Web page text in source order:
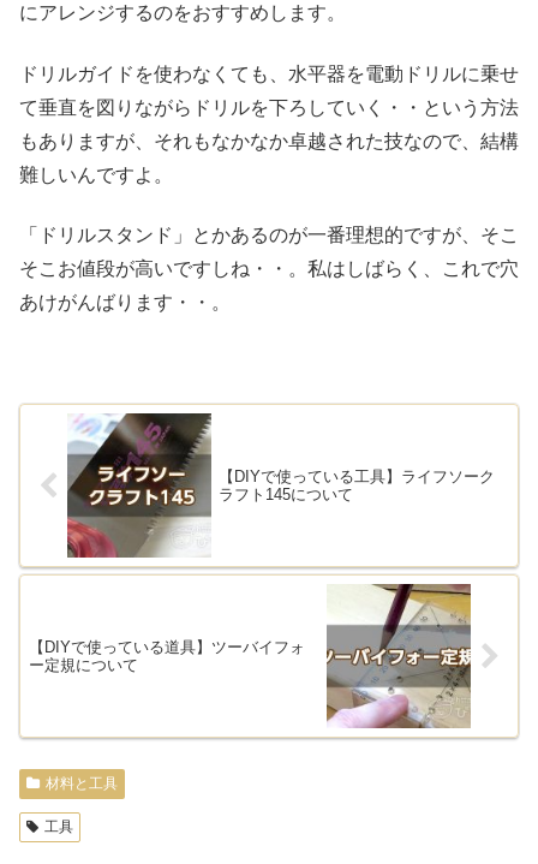
にアレンジするのをおすすめします。
ドリルガイドを使わなくても、水平器を電動ドリルに乗せ
て垂直を図りながらドリルを下ろしていく・・という方法
もありますが、それもなかなか卓越された技なので、結構
難しいんですよ。
「ドリルスタンド」とかあるのが一番理想的ですが、そこ
そこお値段が高いですしね・・。私はしばらく、これで穴
あけがんばります・・。
【DIYで使っている工具】ライフソーク
ラフト145について
【DIYで使っている道具】ツーバイフォ
ー定規について
材料と工具
工具